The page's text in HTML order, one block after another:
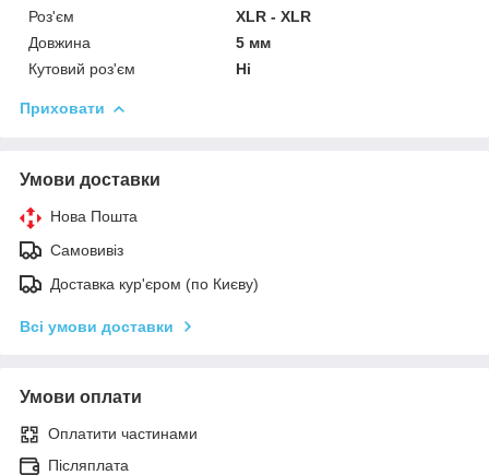
Роз'єм
XLR - XLR
Довжина
5 мм
Кутовий роз'єм
Ні
Приховати
Умови доставки
Нова Пошта
Самовивіз
Доставка кур'єром (по Києву)
Всі умови доставки
Умови оплати
Оплатити частинами
Післяплата